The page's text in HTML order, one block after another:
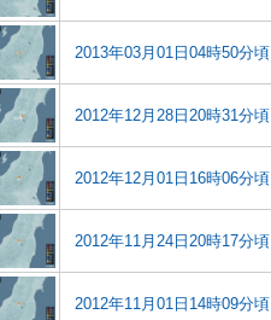
2013年03月01日04時50分頃
2012年12月28日20時31分頃
2012年12月01日16時06分頃
2012年11月24日20時17分頃
2012年11月01日14時09分頃